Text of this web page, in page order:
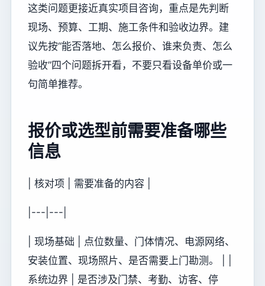
这类问题更接近真实项目咨询，重点是先判断
现场、预算、工期、施工条件和验收边界。建
议先按“能否落地、怎么报价、谁来负责、怎么
验收”四个问题拆开看，不要只看设备单价或一
句简单推荐。
报价或选型前需要准备哪些
信息
| 核对项 | 需要准备的内容 |
|---|---|
| 现场基础 | 点位数量、门体情况、电源网络、
安装位置、现场照片、是否需要上门勘测。 | |
系统边界 | 是否涉及门禁、考勤、访客、停